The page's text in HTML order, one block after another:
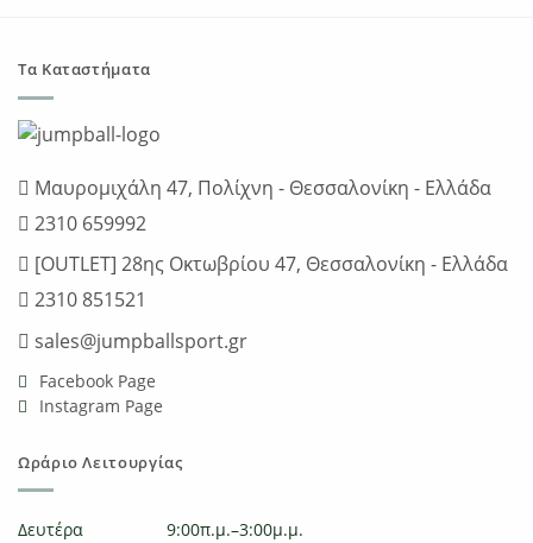
Τα Καταστήματα
Μαυρομιχάλη 47, Πολίχνη - Θεσσαλονίκη - Ελλάδα
2310 659992
[OUTLET] 28ης Οκτωβρίου 47, Θεσσαλονίκη - Ελλάδα
2310 851521
sales@jumpballsport.gr
Facebook Page
Instagram Page
Ωράριο Λειτουργίας
Δευτέρα
9:00π.μ.–3:00μ.μ.